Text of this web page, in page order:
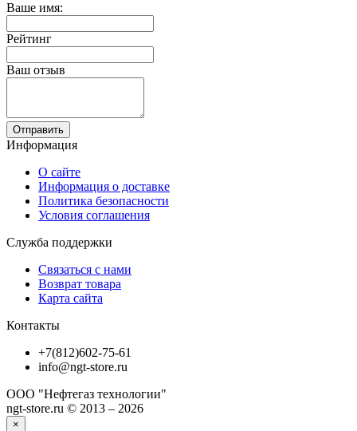
Ваше имя:
Рейтинг
Ваш отзыв
Отправить
Информация
О сайте
Информация о доставке
Политика безопасности
Условия соглашения
Служба поддержки
Связаться с нами
Возврат товара
Карта сайта
Контакты
+7(812)602-75-61
info@ngt-store.ru
ООО "Нефтегаз технологии"
ngt-store.ru © 2013 – 2026
×